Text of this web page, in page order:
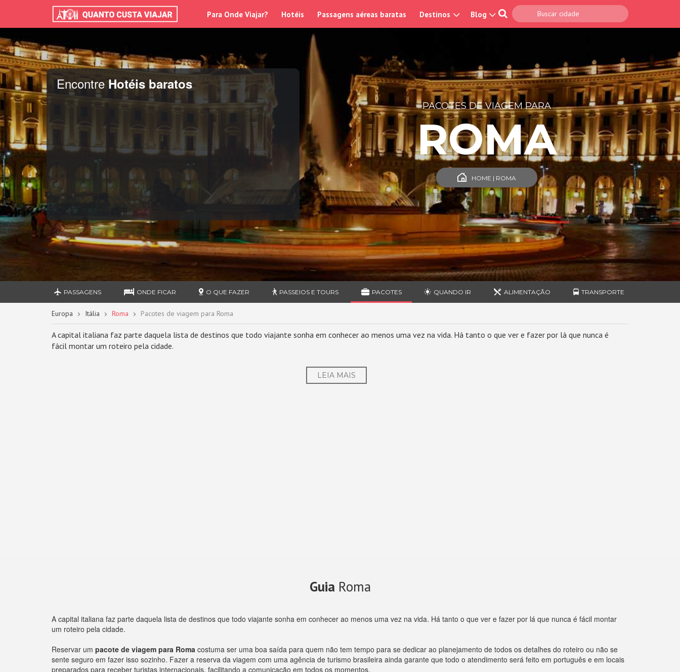
Para Onde Viajar? Hotéis Passagens aéreas baratas Destinos Blog
EncontreHotéis baratos
PACOTES DE VIAGEM PARA
ROMA
HOME | ROMA
PASSAGENS ONDE FICAR O QUE FAZER PASSEIOS E TOURS PACOTES QUANDO IR ALIMENTAÇÃO TRANSPORTE
Europa Itália Roma Pacotes de viagem para Roma
A capital italiana faz parte daquela lista de destinos que todo viajante sonha em conhecer ao menos uma vez na vida. Há tanto o que ver e fazer por lá que nunca é
fácil montar um roteiro pela cidade.
LEIA MAIS
Guia Roma
A capital italiana faz parte daquela lista de destinos que todo viajante sonha em conhecer ao menos uma vez na vida. Há tanto o que ver e fazer por lá que nunca é fácil montar
um roteiro pela cidade.
Reservar um pacote de viagem para Roma costuma ser uma boa saída para quem não tem tempo para se dedicar ao planejamento de todos os detalhes do roteiro ou não se
sente seguro em fazer isso sozinho. Fazer a reserva da viagem com uma agência de turismo brasileira ainda garante que todo o atendimento será feito em português e em locais
preparados para receber turistas internacionais, facilitando a comunicação em todos os momentos.